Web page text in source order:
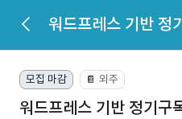
모집 마감 📔 외주
워드프레스 기반 정기구